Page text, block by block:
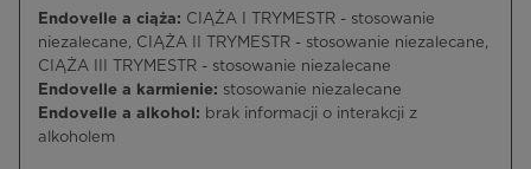
Endovelle a ciąża: CIĄŻA I TRYMESTR - stosowanie
niezalecane, CIĄŻA II TRYMESTR - stosowanie niezalecane,
CIĄŻA III TRYMESTR - stosowanie niezalecane
Endovelle a karmienie: stosowanie niezalecane
Endovelle a alkohol: brak informacji o interakcji z
alkoholem